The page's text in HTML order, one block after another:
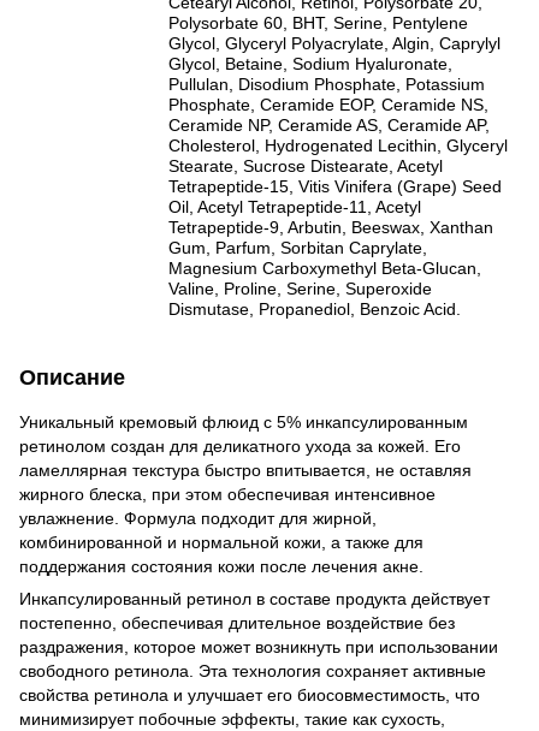
Polysorbate 60, BHT, Serine, Pentylene
Glycol, Glyceryl Polyacrylate, Algin, Caprylyl
Glycol, Betaine, Sodium Hyaluronate,
Pullulan, Disodium Phosphate, Potassium
Phosphate, Ceramide EOP, Ceramide NS,
Ceramide NP, Ceramide AS, Ceramide AP,
Cholesterol, Hydrogenated Lecithin, Glyceryl
Stearate, Sucrose Distearate, Acetyl
Tetrapeptide-15, Vitis Vinifera (Grape) Seed
Oil, Acetyl Tetrapeptide-11, Acetyl
Tetrapeptide-9, Arbutin, Beeswax, Xanthan
Gum, Parfum, Sorbitan Caprylate,
Magnesium Carboxymethyl Beta-Glucan,
Valine, Proline, Serine, Superoxide
Dismutase, Propanediol, Benzoic Acid.
Описание
Уникальный кремовый флюид с 5% инкапсулированным
ретинолом создан для деликатного ухода за кожей. Его
ламеллярная текстура быстро впитывается, не оставляя
жирного блеска, при этом обеспечивая интенсивное
увлажнение. Формула подходит для жирной,
комбинированной и нормальной кожи, а также для
поддержания состояния кожи после лечения акне.
Инкапсулированный ретинол в составе продукта действует
постепенно, обеспечивая длительное воздействие без
раздражения, которое может возникнуть при использовании
свободного ретинола. Эта технология сохраняет активные
свойства ретинола и улучшает его биосовместимость, что
минимизирует побочные эффекты, такие как сухость,